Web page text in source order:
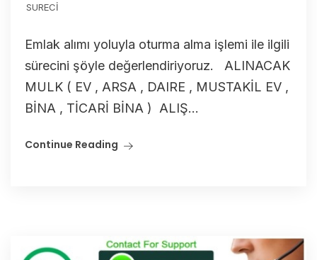
SURECİ
Emlak alımı yoluyla oturma alma işlemi ile ilgili
sürecini şöyle değerlendiriyoruz. ALINACAK
MULK ( EV , ARSA , DAIRE , MUSTAKİL EV ,
BİNA , TİCARİ BİNA ) ALIŞ...
Continue Reading